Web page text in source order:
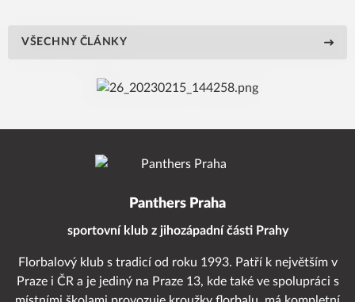
VŠECHNY ČLÁNKY
Panthers Praha
sportovní klub z jihozápadní části Prahy
Florbalový klub s tradicí od roku 1993. Patří k největším v
Praze i ČR a je jediný na Praze 13, kde také ve spolupráci s